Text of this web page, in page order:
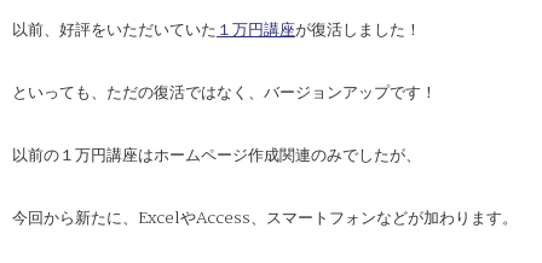
以前、好評をいただいていた１万円講座が復活しました！
といっても、ただの復活ではなく、バージョンアップです！
以前の１万円講座はホームページ作成関連のみでしたが、
今回から新たに、ExcelやAccess、スマートフォンなどが加わります。